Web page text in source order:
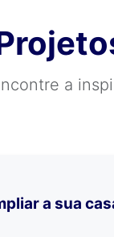
a
a sua